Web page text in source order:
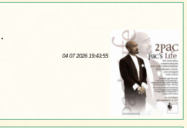
04 07 2026 19:43:55